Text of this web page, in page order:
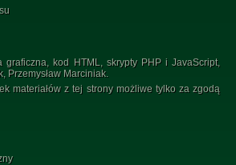
graficzna, kod HTML, skrypty PHP i JavaScript,
Przemysław Marciniak.
materiałów z tej strony możliwe tylko za zgodą